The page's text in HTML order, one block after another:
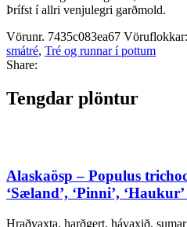
Þrífst í allri venjulegri garðmold.
Vörunr. 7435c083ea67 Vöruflokkar:
smátré, Tré og runnar í pottum
Share:
Tengdar plöntur
Alaskaösp – Populus
‘Sæland’, ‘Pinni’, ‘Haukur’
Hraðvaxta, harðgert, hávaxið,